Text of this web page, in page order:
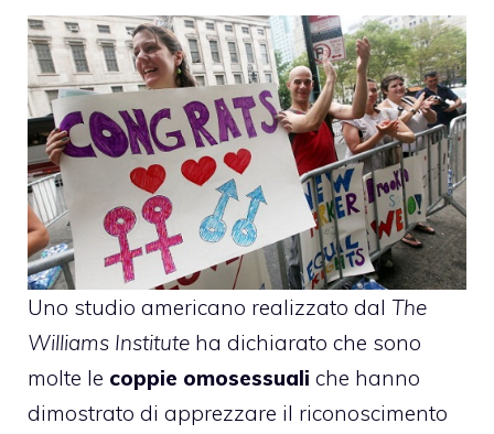
Uno studio americano realizzato dal The
Williams Institute ha dichiarato che sono
molte le coppie omosessuali che hanno
dimostrato di apprezzare il riconoscimento